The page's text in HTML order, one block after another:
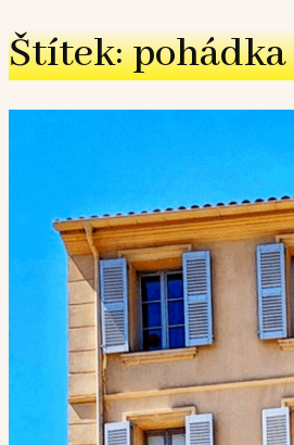
Štítek: pohádka